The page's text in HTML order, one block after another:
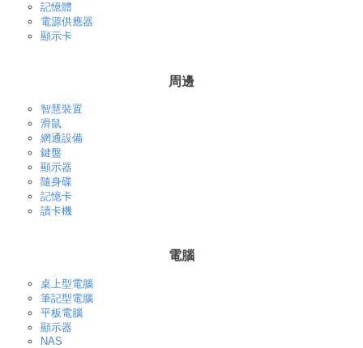
記憶體
電源供應器
顯示卡
周邊
智慧裝置
滑鼠
網通設備
鍵盤
顯示器
隨身碟
記憶卡
讀卡機
電腦
桌上型電腦
筆記型電腦
平板電腦
顯示器
NAS